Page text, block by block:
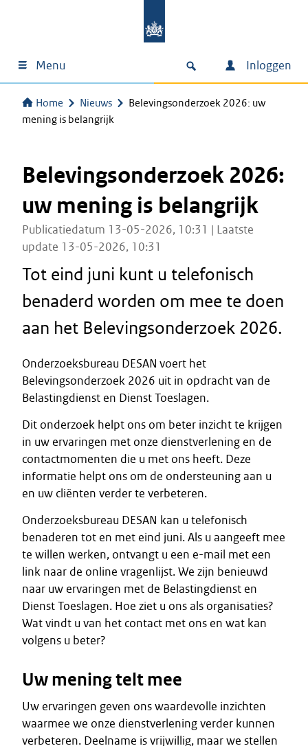
Menu Inloggen
Home Nieuws
Belevingsonderzoek 2026: uw
mening is belangrijk
Belevingsonderzoek 2026:
uw mening is belangrijk
Publicatiedatum 13-05-2026, 10:31 | Laatste
update 13-05-2026, 10:31
Tot eind juni kunt u telefonisch
benaderd worden om mee te doen
aan het Belevingsonderzoek 2026.
Onderzoeksbureau DESAN voert het
Belevingsonderzoek 2026 uit in opdracht van de
Belastingdienst en Dienst Toeslagen.
Dit onderzoek helpt ons om beter inzicht te krijgen
in uw ervaringen met onze dienstverlening en de
contactmomenten die u met ons heeft. Deze
informatie helpt ons om de ondersteuning aan u
en uw cliënten verder te verbeteren.
Onderzoeksbureau DESAN kan u telefonisch
benaderen tot en met eind juni. Als u aangeeft mee
te willen werken, ontvangt u een e-mail met een
link naar de online vragenlijst. We zijn benieuwd
naar uw ervaringen met de Belastingdienst en
Dienst Toeslagen. Hoe ziet u ons als organisaties?
Wat vindt u van het contact met ons en wat kan
volgens u beter?
Uw mening telt mee
Uw ervaringen geven ons waardevolle inzichten
waarmee we onze dienstverlening verder kunnen
verbeteren. Deelname is vrijwillig, maar we stellen